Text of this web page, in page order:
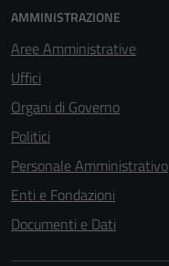
AMMINISTRAZIONE
Aree Amministrative
Uffici
Organi di Governo
Politici
Personale Amministrativo
Enti e Fondazioni
Documenti e Dati